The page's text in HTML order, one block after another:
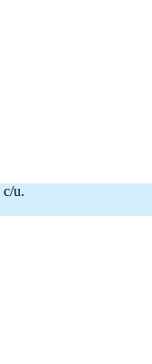
c/u.